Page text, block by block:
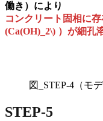
働き）により
コンクリート固相に
(Ca(OH)_2\) ）が細孔
図_STEP-4（モ
STEP-5